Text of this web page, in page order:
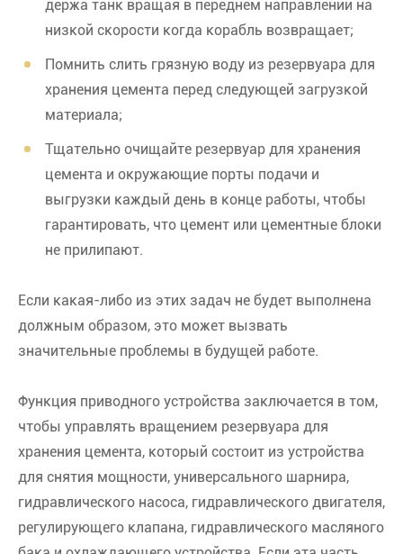
держа танк вращая в переднем направлении на
низкой скорости когда корабль возвращает;
Помнить слить грязную воду из резервуара для
хранения цемента перед следующей загрузкой
материала;
Тщательно очищайте резервуар для хранения
цемента и окружающие порты подачи и
выгрузки каждый день в конце работы, чтобы
гарантировать, что цемент или цементные блоки
не прилипают.
Если какая-либо из этих задач не будет выполнена
должным образом, это может вызвать
значительные проблемы в будущей работе.
Функция приводного устройства заключается в том,
чтобы управлять вращением резервуара для
хранения цемента, который состоит из устройства
для снятия мощности, универсального шарнира,
гидравлического насоса, гидравлического двигателя,
регулирующего клапана, гидравлического масляного